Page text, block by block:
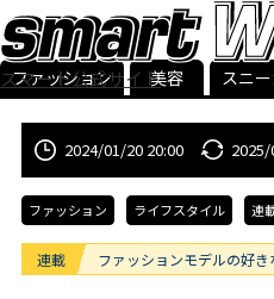
スマート公式サイト
ファッション 美容 スニ
2024/01/20 20:00
ファッション ライフスタイル 連
連載 ファッションモデルの好き